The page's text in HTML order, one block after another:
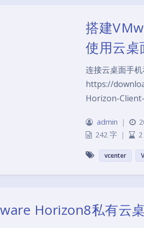
搭建
使用云桌
连接云桌面手
https://
Horizon-
admin |
242 字 |
vcenter
Horizon8私有云